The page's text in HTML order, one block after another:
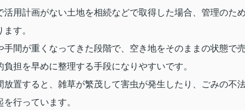
活用計画がない土地を相続などで取得した場合、管理のた
す。
手間が重くなってきた段階で、空き地をそのままの状態で
担を早めに整理する手段になりやすいです。
放置すると、雑草が繁茂して害虫が発生したり、ごみの不
行っています。